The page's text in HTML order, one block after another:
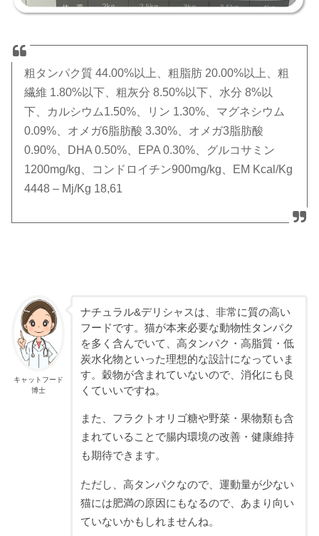
粗タンパク質 44.00%以上、粗脂肪 20.00%以上、粗
繊維 1.80%以下、粗灰分 8.50%以下、水分 8%以
下、カルシウム1.50%、リン 1.30%、マグネシウム
0.09%、オメガ6脂肪酸 3.30%、オメガ3脂肪酸
0.90%、DHA 0.50%、EPA 0.30%、グルコサミン
1200mg/kg、コンドロイチン900mg/kg、EM Kcal/Kg
4448 – Mj/Kg 18,61
キャットフード
博士
ナチュラル&デリシャスは、非常に質の高い
フードです。猫が本来必要な動物性タンパク
を多く含んでいて、高タンパク・高脂質・低
炭水化物といった理想的な設計になっていま
す。穀物が含まれていないので、消化にも良
くていいですね。
また、フラクトオリゴ糖や野菜・果物類も含
まれていることで腸内環境の改善・健康維持
も期待できます。
ただし、高タンパクなので、運動量が少ない
猫には肥満の原因にもなるので、あまり向い
ていないかもしれませんね。